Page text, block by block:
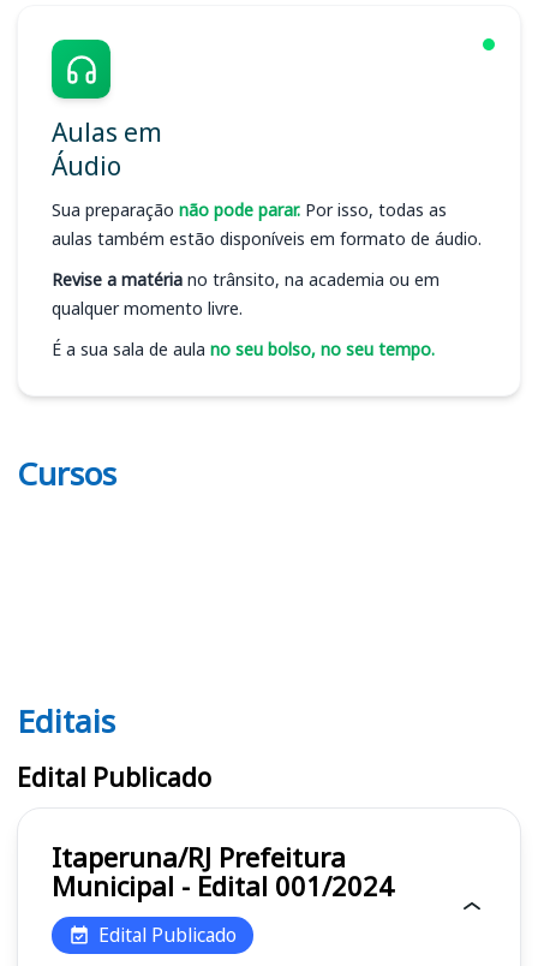
Aulas em
Áudio
Sua preparação não pode parar. Por isso, todas as
aulas também estão disponíveis em formato de áudio.
Revise a matéria no trânsito, na academia ou em
qualquer momento livre.
É a sua sala de aula no seu bolso, no seu tempo.
Cursos
Editais
Editais
Edital Publicado
Itaperuna/RJ Prefeitura
Municipal - Edital 001/2024
Edital Publicado